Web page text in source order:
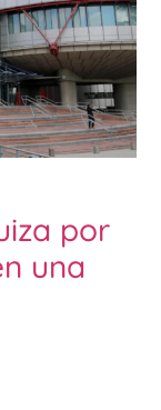
por
una